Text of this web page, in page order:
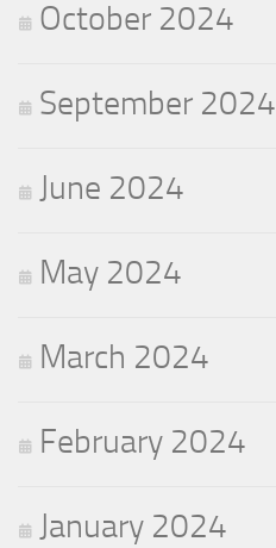
October 2024
September 2024
June 2024
May 2024
March 2024
February 2024
January 2024